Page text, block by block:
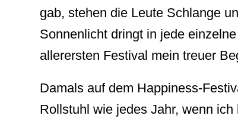
gab, stehen die Leute Schlange
Sonnenlicht dringt in jede
allerersten Festival mein treuer
Damals auf dem Happiness-
Rollstuhl wie jedes Jahr, wenn